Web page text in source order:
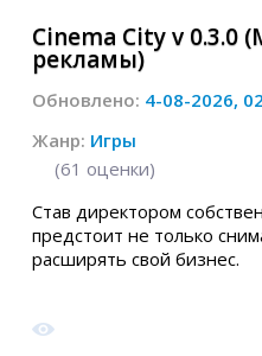
Cinema City v 0.3.0
рекламы)
Обновлено: 4-08-2026,
Жанр: Игры
(61 оценки)
Став директором
предстоит не только
расширять свой бизнес.